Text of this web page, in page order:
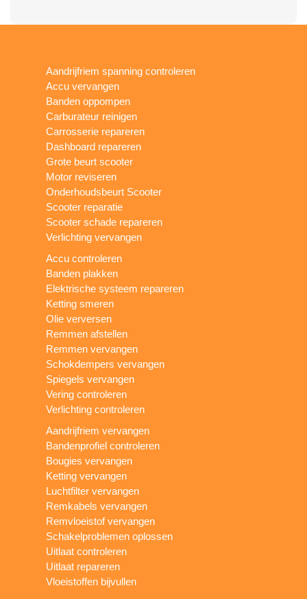
Aandrijfriem spanning controleren
Accu vervangen
Banden oppompen
Carburateur reinigen
Carrosserie repareren
Dashboard repareren
Grote beurt scooter
Motor reviseren
Onderhoudsbeurt Scooter
Scooter reparatie
Scooter schade repareren
Verlichting vervangen
Accu controleren
Banden plakken
Elektrische systeem repareren
Ketting smeren
Olie verversen
Remmen afstellen
Remmen vervangen
Schokdempers vervangen
Spiegels vervangen
Vering controleren
Verlichting controleren
Aandrijfriem vervangen
Bandenprofiel controleren
Bougies vervangen
Ketting vervangen
Luchtfilter vervangen
Remkabels vervangen
Remvloeistof vervangen
Schakelproblemen oplossen
Uitlaat controleren
Uitlaat repareren
Vloeistoffen bijvullen